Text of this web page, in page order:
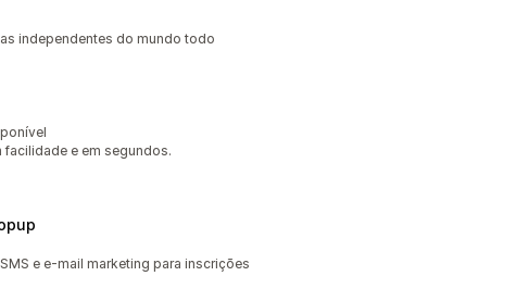
independentes do mundo todo
e em segundos.
e e-mail marketing para inscrições